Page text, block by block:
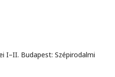
I–II. Budapest: Szépirodalmi